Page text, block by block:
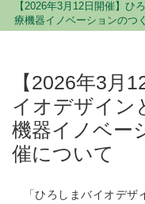
【2026年3月12日開催】ひ
療機器イノベーションのつ
【2026年3月
イオデザイン
機器イノベー
催について
「ひろしまバイオデザ